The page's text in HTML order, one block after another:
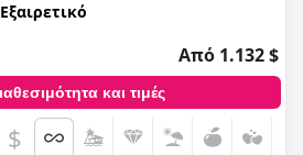
περιλαμβάνεται στο πακέτο.
συνέστησαν ανεπιφύλακτα την
inclusive, αλλά προειδοποίησαν για
την υπηρεσία δωματίου, τις
θεραπείες σπα, οι οποίες δεν
Εξαιρετικό
Από 1.132 $
και τιμές
$